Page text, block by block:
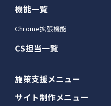
機能一覧
Chrome拡張機能
CS担当一覧
施策支援メニュー
サイト制作メニュー